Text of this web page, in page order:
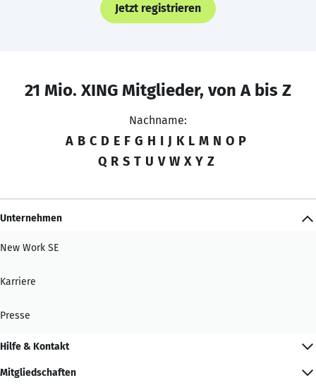
Jetzt registrieren
21 Mio. XING Mitglieder, von A bis Z
Nachname:
A B C D E F G H I J K L M N O P
Q R S T U V W X Y Z
Unternehmen
New Work SE
Karriere
Presse
Hilfe & Kontakt
Mitgliedschaften